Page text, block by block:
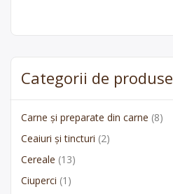
Categorii de produse
Carne și preparate din carne (8)
Ceaiuri și tincturi (2)
Cereale (13)
Ciuperci (1)